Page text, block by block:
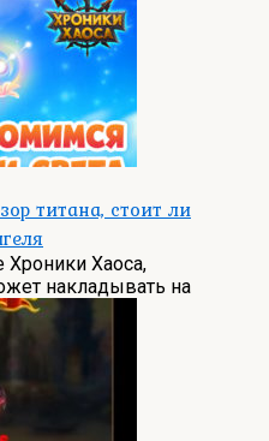
титана, стоит ли
Хроники Хаоса,
накладывать на